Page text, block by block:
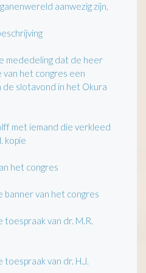
aanwezig zijn,
mededeling dat de heer
van het congres een
slotavond in het Okura
met iemand die verkleed
kopie
het congres
van het congres
van dr. M.R.
van dr. H.J.